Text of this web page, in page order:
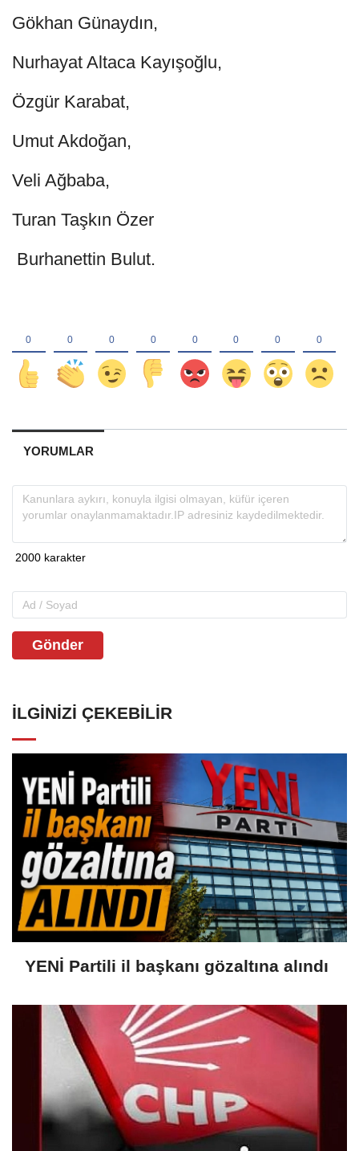
Gökhan Günaydın,
Nurhayat Altaca Kayışoğlu,
Özgür Karabat,
Umut Akdoğan,
Veli Ağbaba,
Turan Taşkın Özer
Burhanettin Bulut.
YORUMLAR
Gönder
İLGINIZI ÇEKEBILIR
YENİ Partili il başkanı gözaltına alındı